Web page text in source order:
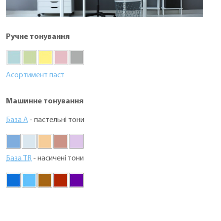
Ручне тонування
Асортимент паст
Машинне тонування
База А - пастельні тони
База TR - насичені тони